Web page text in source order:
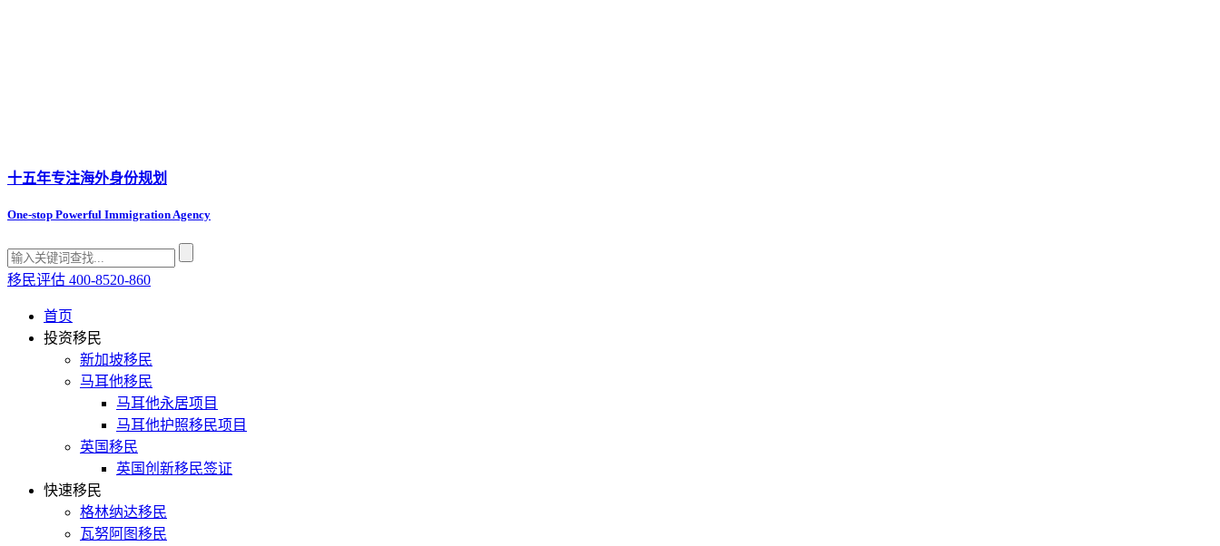
十五年专注海外身份规划
One-stop Powerful Immigration Agency
移民评估 400-8520-860
首页
投资移民
新加坡移民
马耳他移民
马耳他永居项目
马耳他护照移民项目
英国移民
英国创新移民签证
快速移民
格林纳达移民
瓦努阿图移民